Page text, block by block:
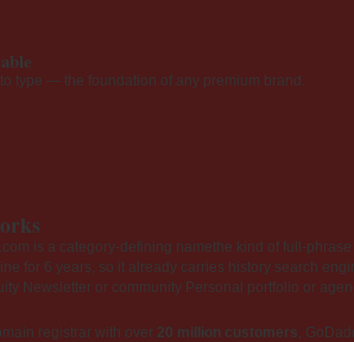
type — the foundation of any premium brand.
is a category-defining namethe kind of full-
for 6 years, so it already carries history search
Newsletter or community Personal portfolio or
registrar with over 20 million customers,